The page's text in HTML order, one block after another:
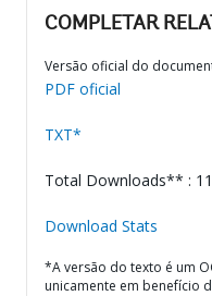
COMPLETAR
Versão oficial do
PDF oficial
TXT*
Total Downloads** :
Download Stats
*A versão do texto é um
unicamente em benefício